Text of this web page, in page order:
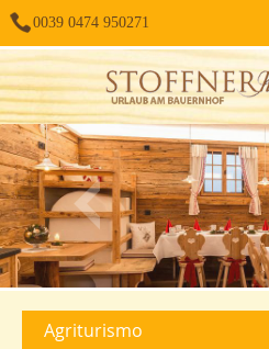
0039 0474 950271
Agriturismo